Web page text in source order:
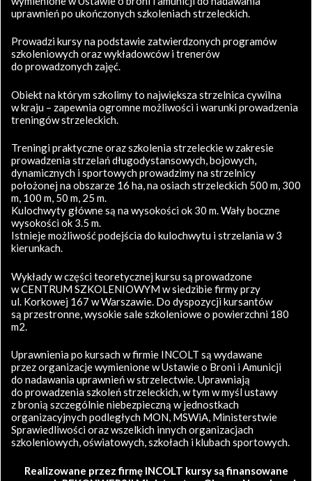
uprawnień po ukończonych szkoleniach strzeleckich.
Prowadzi kursy na podstawie zatwierdzonych programów
szkoleniowych oraz wykładowców i trenerów
do prowadzonych zajęć.
Obiekt na którym szkolimy to największa strzelnica cywilna
w kraju – zapewnia ogromne możliwości i warunki prowadzenia
treningów strzeleckich.
Treningi praktyczne oraz szkolenia strzeleckie w zakresie
prowadzenia strzelań długodystansowych, bojowych,
dynamicznych i sportowych prowadzimy na strzelnicy
położonej na obszarze 16 ha, na osiach strzeleckich 500 m, 300
m, 100 m, 50 m, 25 m.
Kulochwyty główne są na wysokości ok 30 m. Wały boczne
wysokości ok 3.5 m.
Istnieje możliwość podejścia do kulochwytu i strzelania w 3
kierunkach.
Wykłady w części teoretycznej kursu są prowadzone
w CENTRUM SZKOLENIOWYM w siedzibie firmy przy
ul. Korkowej 167 w Warszawie. Do dyspozycji kursantów
są przestronne, wysokie sale szkoleniowe o powierzchni 180
m2.
Uprawnienia po kursach w firmie INCOLT są wydawane
przez organizacje wymienione w Ustawie o Broni i Amunicji
do nadawania uprawnień w strzelectwie. Uprawniają
do prowadzenia szkoleń strzeleckich, w tym w myśl ustawy
z bronią szczególnie niebezpieczną w jednostkach
organizacyjnych podległych MON, MSWiA, Ministerstwie
Sprawiedliwości oraz wszelkich innych organizacjach
szkoleniowych, oświatowych, szkołach i klubach sportowych.
Realizowane przez firmę INCOLT kursy są finansowane